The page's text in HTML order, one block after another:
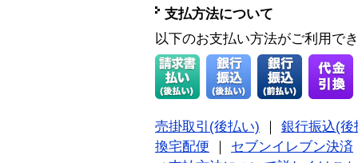
支払方法について
以下のお支払い方法がご利用で
売掛取引(後払い)
銀行振込(後
換宅配便
セブンイレブン決済